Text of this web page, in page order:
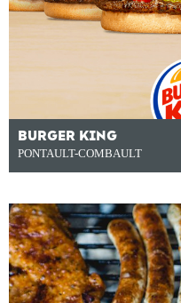
BURGER KING
PONTAULT-COMBAULT